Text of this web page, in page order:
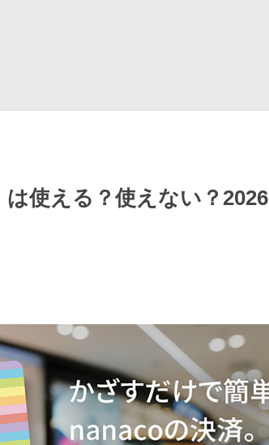
使える？使えない？2026